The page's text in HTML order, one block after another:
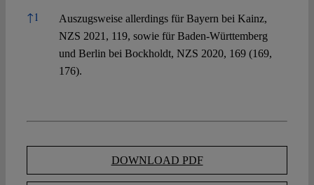
References
↑1
Auszugsweise allerdings für Bayern bei Kainz,
NZS 2021, 119, sowie für Baden-Württemberg
und Berlin bei Bockholdt, NZS 2020, 169 (169,
176).
DOWNLOAD PDF